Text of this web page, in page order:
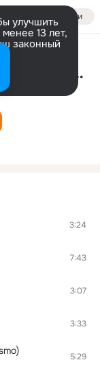
Войти
улучшить
13 лет,
законный
You Get What You Give (Single Mix)
3:24
7:43
3:07
3:33
5:29